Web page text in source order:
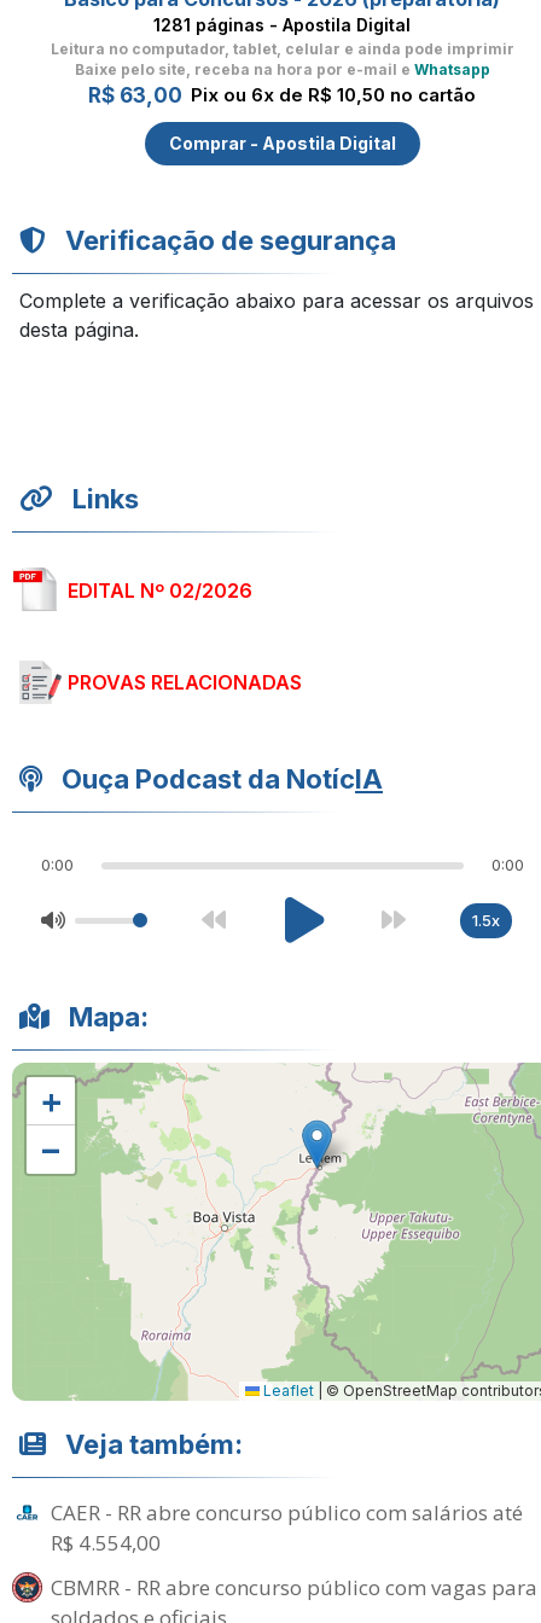
1281 páginas - Apostila Digital
Leitura no computador, tablet, celular e ainda pode imprimir
Baixe pelo site, receba na hora por e-mail e Whatsapp
R$ 63,00 Pix ou 6x de R$ 10,50 no cartão
Comprar - Apostila Digital
Verificação de segurança
Complete a verificação abaixo para acessar os arquivos
desta página.
Links
EDITAL Nº 02/2026
PROVAS RELACIONADAS
Ouça Podcast da NotícIA
0:00 0:00
1.5x
Mapa:
+
−
Leaflet © OpenStreetMap
Veja também:
CAER - RR abre concurso público com salários até
R$ 4.554,00
CBMRR - RR abre concurso público com vagas para